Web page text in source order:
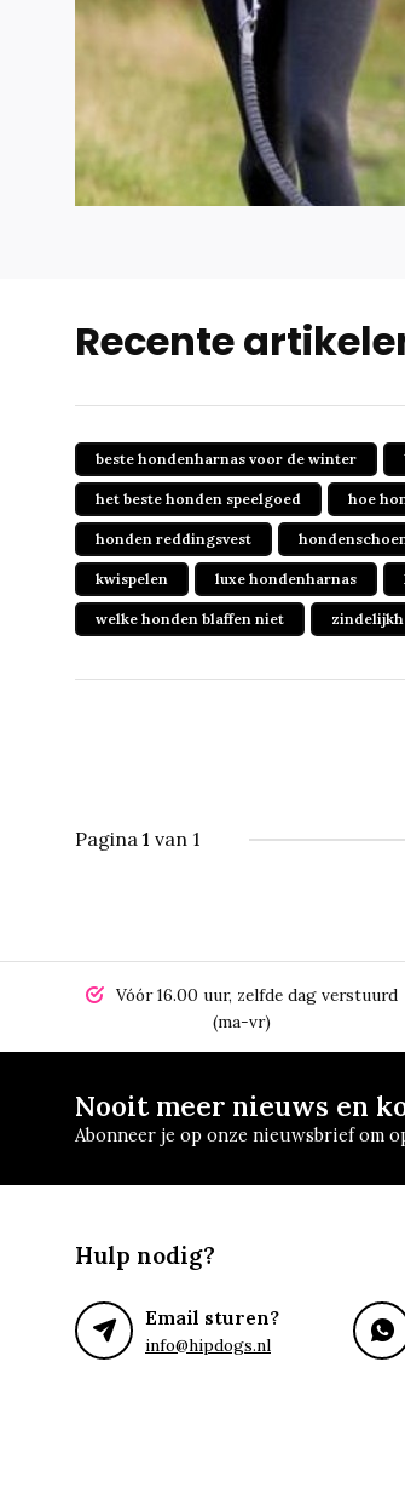
Recente
beste hondenharnas voor de winter
het beste honden speelgoed hoe
honden reddingsvest
kwispelen luxe hondenharnas
welke honden blaffen niet
Pagina 1 van 1
Vóór 16.00 uur, zelfde dag verstuurd
(ma-vr)
Nooit meer nieuws en
Abonneer je op onze nieuwsbrief om
Hulp nodig?
Email sturen?
info@hipdogs.nl